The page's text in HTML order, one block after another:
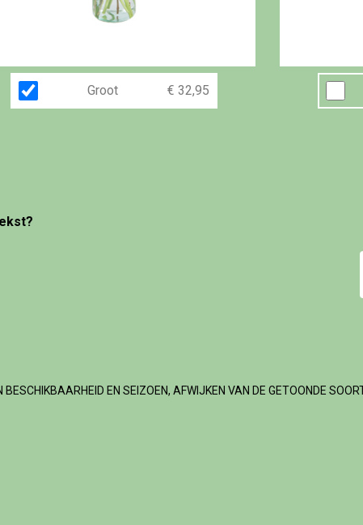
Groot € 32,95
EN SEIZOEN, AFWIJKEN VAN DE GETOONDE